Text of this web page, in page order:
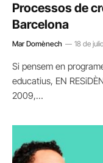
Processos de
Barcelona
Mar Domènech 18 de
Si pensem en
educatius, EN
2009,…